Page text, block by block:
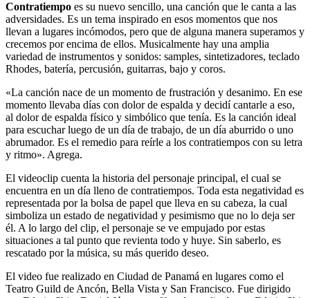
Contratiempo es su nuevo sencillo, una canción que le canta a las
adversidades. Es un tema inspirado en esos momentos que nos
llevan a lugares incómodos, pero que de alguna manera superamos y
crecemos por encima de ellos. Musicalmente hay una amplia
variedad de instrumentos y sonidos: samples, sintetizadores, teclado
Rhodes, batería, percusión, guitarras, bajo y coros.
«La canción nace de un momento de frustración y desanimo. En ese
momento llevaba días con dolor de espalda y decidí cantarle a eso,
al dolor de espalda físico y simbólico que tenía. Es la canción ideal
para escuchar luego de un día de trabajo, de un día aburrido o uno
abrumador. Es el remedio para reírle a los contratiempos con su letra
y ritmo». Agrega.
El videoclip cuenta la historia del personaje principal, el cual se
encuentra en un día lleno de contratiempos. Toda esta negatividad es
representada por la bolsa de papel que lleva en su cabeza, la cual
simboliza un estado de negatividad y pesimismo que no lo deja ser
él. A lo largo del clip, el personaje se ve empujado por estas
situaciones a tal punto que revienta todo y huye. Sin saberlo, es
rescatado por la música, su más querido deseo.
El video fue realizado en Ciudad de Panamá en lugares como el
Teatro Guild de Ancón, Bella Vista y San Francisco. Fue dirigido